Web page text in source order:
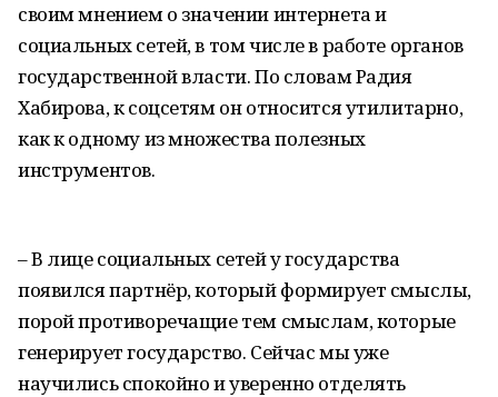
своим мнением о значении интернета и
социальных сетей, в том числе в работе органов
государственной власти. По словам Радия
Хабирова, к соцсетям он относится утилитарно,
как к одному из множества полезных
инструментов.
– В лице социальных сетей у государства
появился партнёр, который формирует смыслы,
порой противоречащие тем смыслам, которые
генерирует государство. Сейчас мы уже
научились спокойно и уверенно отделять